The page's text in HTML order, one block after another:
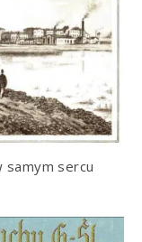
samym sercu